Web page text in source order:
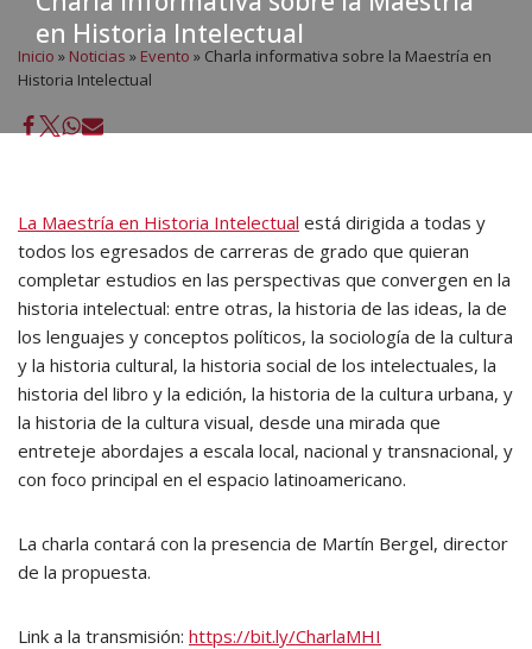
en Historia Intelectual
Inicio » Noticias » Evento » Charla informativa sobre la Maestría en
Historia Intelectual
La Maestría en Historia Intelectual está dirigida a todas y
todos los egresados de carreras de grado que quieran
completar estudios en las perspectivas que convergen en la
historia intelectual: entre otras, la historia de las ideas, la de
los lenguajes y conceptos políticos, la sociología de la cultura
y la historia cultural, la historia social de los intelectuales, la
historia del libro y la edición, la historia de la cultura urbana, y
la historia de la cultura visual, desde una mirada que
entreteje abordajes a escala local, nacional y transnacional, y
con foco principal en el espacio latinoamericano.
La charla contará con la presencia de Martín Bergel, director
de la propuesta.
Link a la transmisión: https://bit.ly/CharlaMHI